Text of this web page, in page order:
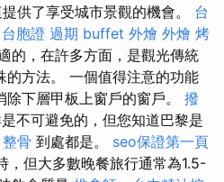
供了享受城市景觀的機會。 台
台胞證 過期 buffet 外燴 外燴 烤
的，在許多方面，是觀光傳統
的方法。 一個值得注意的功能
下層甲板上窗戶的窗戶。 撥
不可避免的，但您知道巴黎是
骨 到處都是。 seo保證第一頁
，但大多數晚餐旅行通常為1.5-